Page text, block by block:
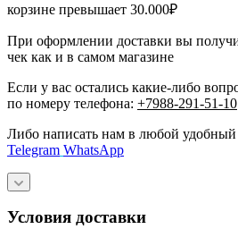
корзине превышает 30.000₽
При оформлении доставки вы
чек как и в самом магазине
Если у вас остались какие-либо
по номеру телефона: +7988-291-51-10
Либо написать нам в любой удобный
Telegram WhatsApp
Условия доставки